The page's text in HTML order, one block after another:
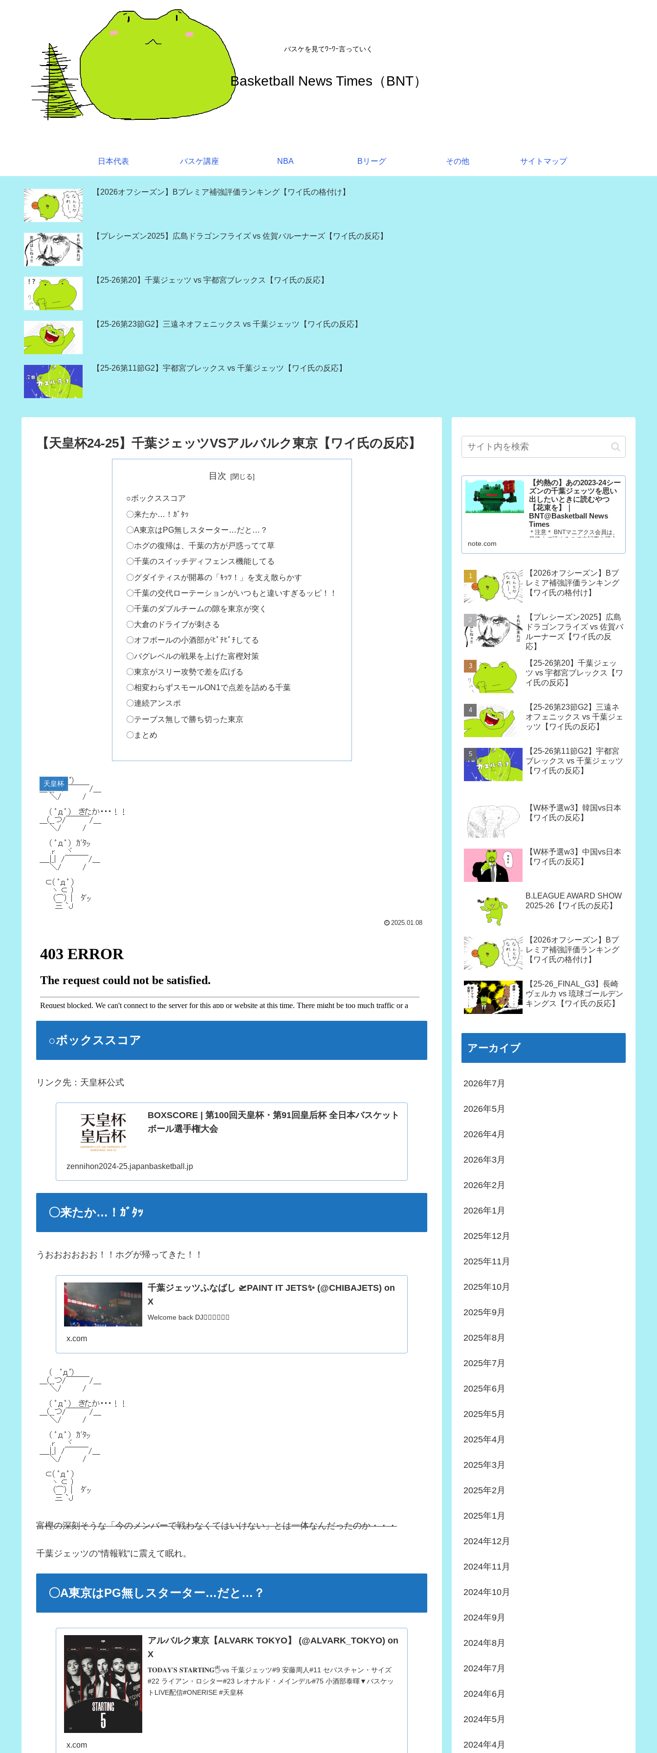
バスケを見てﾜｰﾜｰ言っていく
Basketball News Times（BNT）
日本代表 バスケ講座 NBA Bリーグ その他 サイトマップ
【2026オフシーズン】Bプレミア補強評価ランキング【ワイ氏の格付け】
【プレシーズン2025】広島ドラゴンフライズ vs 佐賀バルーナーズ【ワイ氏の反応】
【25-26第20】千葉ジェッツ vs 宇都宮ブレックス【ワイ氏の反応】
【25-26第23節G2】三遠ネオフェニックス vs 千葉ジェッツ【ワイ氏の反応】
【25-26第11節G2】宇都宮ブレックス vs 千葉ジェッツ【ワイ氏の反応】
【天皇杯24-25】千葉ジェッツVSアルバルク東京【ワイ氏の反応】
目次
○ボックススコア
〇来たか…！ｶﾞﾀｯ
〇A東京はPG無しスターター…だと…？
〇ホグの復帰は、千葉の方が戸惑ってて草
〇千葉のスイッチディフェンス機能してる
〇グダイティスが開幕の「ｷｯﾂ！」を支え散らかす
〇千葉の交代ローテーションがいつもと違いすぎるッピ！！
〇千葉のダブルチームの隙を東京が突く
〇大倉のドライブが刺さる
〇オフボールの小酒部がﾋﾟﾁﾋﾟﾁしてる
〇バグレベルの戦果を上げた富樫対策
〇東京がスリー攻勢で差を広げる
〇相変わらずスモールON1で点差を詰める千葉
〇連続アンスポ
〇テーブス無しで勝ち切った東京
〇まとめ
天皇杯
2025.01.08
○ボックススコア
リンク先：天皇杯公式
BOXSCORE | 第100回天皇杯・第91回皇后杯 全日本バスケット
ボール選手権大会
zennihon2024-25.japanbasketball.jp
〇来たか…！ｶﾞﾀｯ
うおおおおおお！！ホグが帰ってきた！！
千葉ジェッツふなばし 🛫PAINT IT JETS✨ (@CHIBAJETS) on
X
Welcome back DJ❤️‍🔥❤️‍🔥❤️‍🔥
x.com
富樫の深刻そうな「今のメンバーで戦わなくてはいけない」とは一体なんだったのか・・・
千葉ジェッツの”情報戦”に震えて眠れ。
〇A東京はPG無しスターター…だと…？
アルバルク東京【ALVARK TOKYO】 (@ALVARK_TOKYO) on
X
𝐓𝐎𝐃𝐀𝐘'𝐒 𝐒𝐓𝐀𝐑𝐓𝐈𝐍𝐆🖐️vs 千葉ジェッツ#9 安藤周人#11 セバスチャン・サイズ
#22 ライアン・ロシター#23 レオナルド・メインデル#75 小酒部泰暉▼バスケッ
トLIVE配信#ONERISE #天皇杯
x.com
【灼熱の】あの2023-24シー
ズンの千葉ジェッツを思い
出したいときに読むやつ
【花束を】｜
BNT@Basketball News
Times
＊注意＊ BNTマニアクス会員は、
最後まで読めるので本記事を購入
ス会員以外の方で、「この記事だ
れば、今月だけマニアクス会員に
なった方が390円安いです。
（訳：石油王は3部買っていけ）
10年後も千葉…
note.com
【2026オフシーズン】Bプ
レミア補強評価ランキング
【ワイ氏の格付け】
【プレシーズン2025】広島
ドラゴンフライズ vs 佐賀バ
ルーナーズ【ワイ氏の反
応】
【25-26第20】千葉ジェッ
ツ vs 宇都宮ブレックス【ワ
イ氏の反応】
【25-26第23節G2】三遠ネ
オフェニックス vs 千葉ジェ
ッツ【ワイ氏の反応】
【25-26第11節G2】宇都宮
ブレックス vs 千葉ジェッツ
【ワイ氏の反応】
【W杯予選w3】韓国vs日本
【ワイ氏の反応】
【W杯予選w3】中国vs日本
【ワイ氏の反応】
B.LEAGUE AWARD SHOW
2025-26【ワイ氏の反応】
【2026オフシーズン】Bプ
レミア補強評価ランキング
【ワイ氏の格付け】
【25-26_FINAL_G3】長崎
ヴェルカ vs 琉球ゴールデン
キングス【ワイ氏の反応】
アーカイブ
2026年7月
2026年5月
2026年4月
2026年3月
2026年2月
2026年1月
2025年12月
2025年11月
2025年10月
2025年9月
2025年8月
2025年7月
2025年6月
2025年5月
2025年4月
2025年3月
2025年2月
2025年1月
2024年12月
2024年11月
2024年10月
2024年9月
2024年8月
2024年7月
2024年6月
2024年5月
2024年4月